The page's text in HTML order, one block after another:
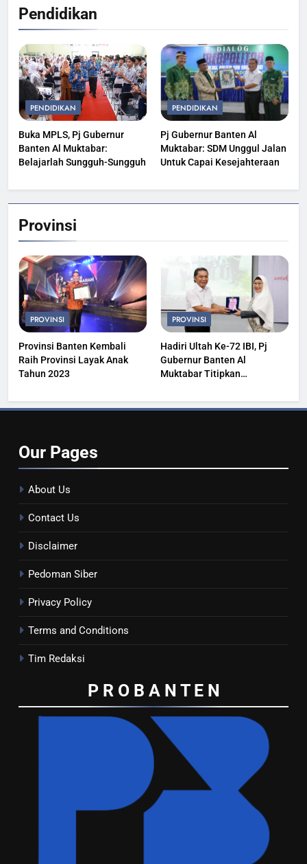
Pendidikan
PENDIDIKAN
Buka MPLS, Pj Gubernur
Banten Al Muktabar:
Belajarlah Sungguh-Sungguh
PENDIDIKAN
Pj Gubernur Banten Al
Muktabar: SDM Unggul Jalan
Untuk Capai Kesejahteraan
Provinsi
PROVINSI
Provinsi Banten Kembali
Raih Provinsi Layak Anak
Tahun 2023
PROVINSI
Hadiri Ultah Ke-72 IBI, Pj
Gubernur Banten Al
Muktabar Titipkan
Our Pages
About Us
Contact Us
Disclaimer
Pedoman Siber
Privacy Policy
Terms and Conditions
Tim Redaksi
P R O B A N T E N